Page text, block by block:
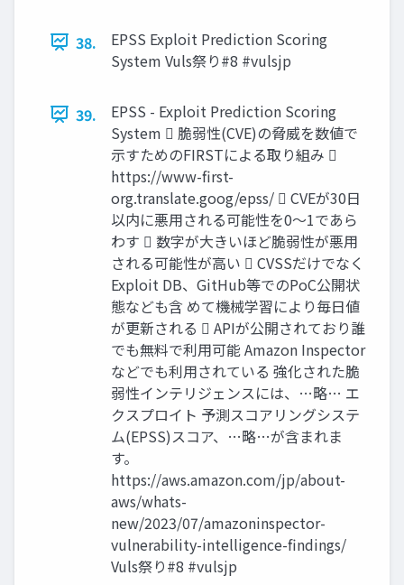
38.
EPSS Exploit Prediction Scoring
System Vuls祭り#8 #vulsjp
39.
EPSS - Exploit Prediction Scoring
System  脆弱性(CVE)の脅威を数値で
示すためのFIRSTによる取り組み 
https://www-first-
org.translate.goog/epss/  CVEが30日
以内に悪用される可能性を0～1であら
わす  数字が大きいほど脆弱性が悪用
される可能性が高い  CVSSだけでなく
Exploit DB、GitHub等でのPoC公開状
態なども含 めて機械学習により毎日値
が更新される  APIが公開されており誰
でも無料で利用可能 Amazon Inspector
などでも利用されている 強化された脆
弱性インテリジェンスには、…略… エ
クスプロイト 予測スコアリングシステ
ム(EPSS)スコア、…略…が含まれま
す。
https://aws.amazon.com/jp/about-
aws/whats-
new/2023/07/amazoninspector-
vulnerability-intelligence-findings/
Vuls祭り#8 #vulsjp